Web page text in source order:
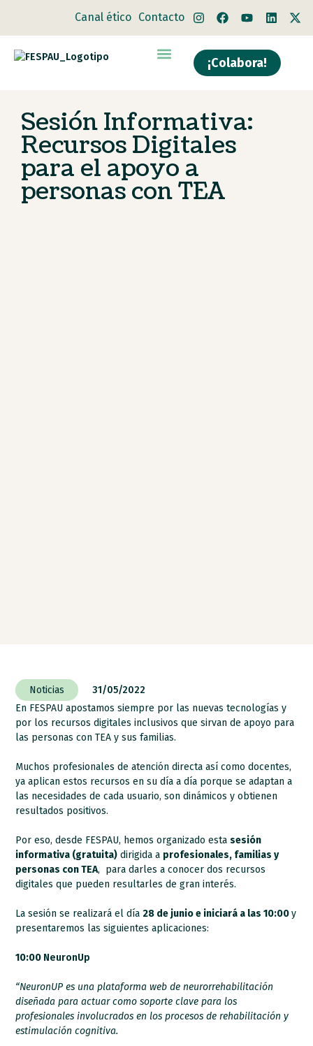
Canal ético Contacto
¡Colabora!
Sesión Informativa:
Recursos Digitales
para el apoyo a
personas con TEA
Noticias
31/05/2022
En FESPAU apostamos siempre por las nuevas tecnologías y
por los recursos digitales inclusivos que sirvan de apoyo para
las personas con TEA y sus familias.
Muchos profesionales de atención directa así como docentes,
ya aplican estos recursos en su día a día porque se adaptan a
las necesidades de cada usuario, son dinámicos y obtienen
resultados positivos.
Por eso, desde FESPAU, hemos organizado estasesión
informativa (gratuita) dirigida a profesionales, familias y
personas con TEA, para darles a conocer dos recursos
digitales que pueden resultarles de gran interés.
La sesión se realizará el día28 de junio e iniciará a las 10:00y
presentaremos las siguientes aplicaciones:
10:00 NeuronUp
“NeuronUP es una plataforma web de neurorrehabilitación
diseñada para actuar como soporte clave para los
profesionales involucrados en los procesos de rehabilitación y
estimulación cognitiva.